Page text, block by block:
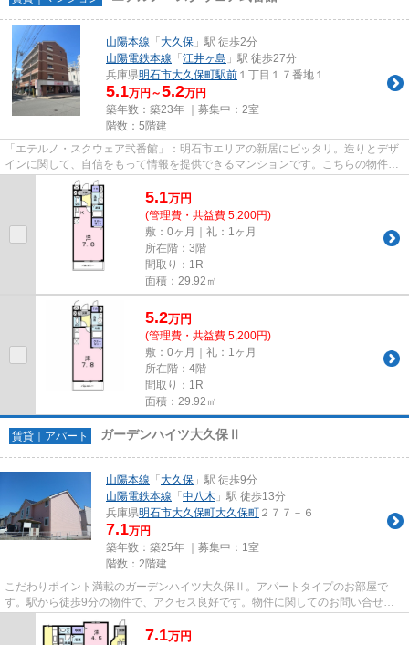
山陽本線 「 大久保 」駅 徒歩2分
山陽電鉄本線 「 江井ヶ島 」駅 徒歩27分
兵庫県明石市大久保町駅前 １丁目１７番地１
5.1万円～5.2万円
築年数：築23年 ｜募集中： 2室
階数：5階建
「エテルノ・スクウェア弐番館」：明石市エリアの新居にピッタリ。造りとデザ
インに関して、自信をもって情報を提供できるマンションです。こちらの物件に
はエレベーターがあります。...
5.1万円
(管理費・共益費 5,200円)
敷：0ヶ月｜礼：1ヶ月
所在階：3階
間取り：1R
面積：29.92㎡
5.2万円
(管理費・共益費 5,200円)
敷：0ヶ月｜礼：1ヶ月
所在階：4階
間取り：1R
面積：29.92㎡
賃貸｜アパート ガーデンハイツ大久保Ⅱ
山陽本線 「 大久保 」駅 徒歩9分
山陽電鉄本線 「 中八木 」駅 徒歩13分
兵庫県明石市大久保町大久保町 ２７７－６
7.1万円
築年数：築25年 ｜募集中： 1室
階数：2階建
こだわりポイント満載のガーデンハイツ大久保Ⅱ。アパートタイプのお部屋で
す。駅から徒歩9分の物件で、アクセス良好です。物件に関してのお問い合せは
【079-497-5615】よりお電話下さ...
7.1万円